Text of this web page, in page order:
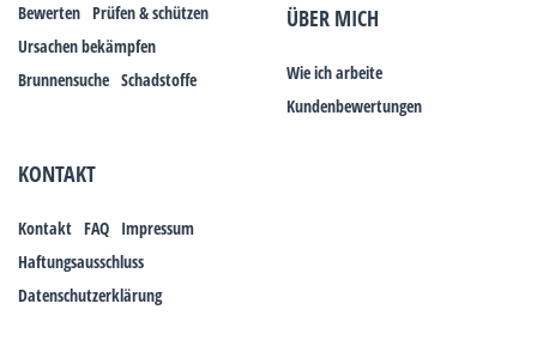
Bewerten Prüfen & schützen
Ursachen bekämpfen
Brunnensuche Schadstoffe
ÜBER MICH
Wie ich arbeite
Kundenbewertungen
KONTAKT
Kontakt FAQ Impressum
Haftungsausschluss
Datenschutzerklärung